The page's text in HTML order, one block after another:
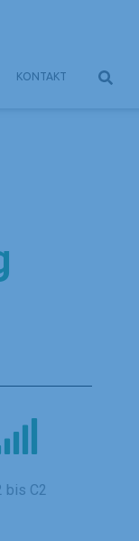
KONTAKT
bis C2